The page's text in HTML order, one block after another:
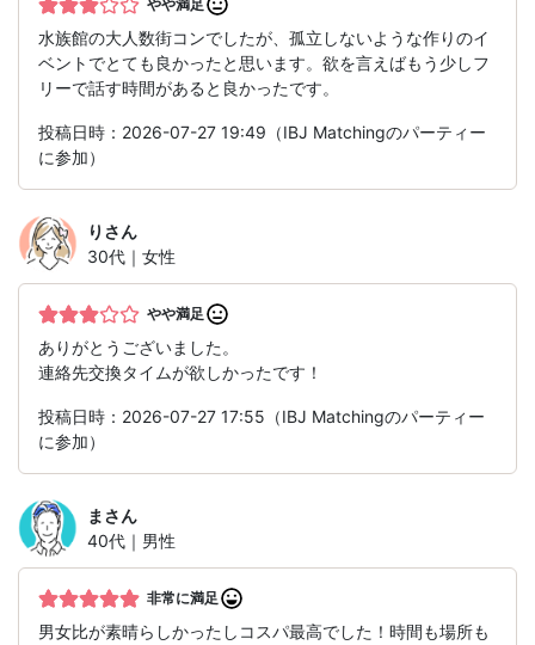
やや満足
水族館の大人数街コンでしたが、孤立しないような作りのイ
ベントでとても良かったと思います。欲を言えばもう少しフ
リーで話す時間があると良かったです。
投稿日時：2026-07-27 19:49（IBJ Matchingのパーティー
に参加）
り さん
30代｜女性
やや満足
ありがとうございました。
連絡先交換タイムが欲しかったです！
投稿日時：2026-07-27 17:55（IBJ Matchingのパーティー
に参加）
ま さん
40代｜男性
非常に満足
男女比が素晴らしかったしコスパ最高でした！時間も場所も